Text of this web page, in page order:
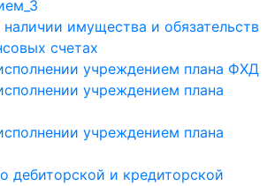
имущества и обязательств
счетах
учреждением плана ФХД
учреждением плана
учреждением плана
дебиторской и кредиторской